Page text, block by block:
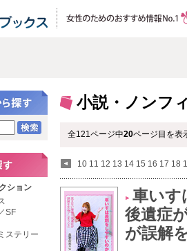
小説・ノンフ
全121ページ中20ページ目を表
10 11 12 13 14 15 16 17 18
車いす
後遺症
が誤解
ション
SF
ステリー